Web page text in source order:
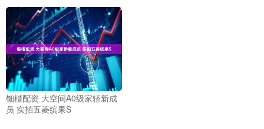
钿楷配资 大空间A0级家轿新成
员 实拍五菱缤果S